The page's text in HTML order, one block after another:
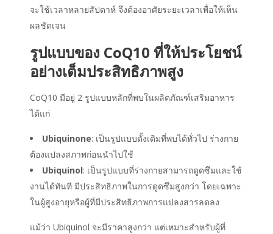
จะใช้เวลาหลายสัปดาห์ จึงต้องอาศัยระยะเวลาเพื่อให้เห็น
ผลชัดเจน
รูปแบบของ CoQ10 ที่ให้ประโยชน์
อย่างเต็มประสิทธิภาพสูง
CoQ10 มีอยู่ 2 รูปแบบหลักที่พบในผลิตภัณฑ์เสริมอาหาร
ได้แก่
Ubiquinone: เป็นรูปแบบดั้งเดิมที่พบได้ทั่วไป ร่างกาย
ต้องแปลงสภาพก่อนนำไปใช้
Ubiquinol: เป็นรูปแบบที่ร่างกายสามารถดูดซึมและใช้
งานได้ทันที มีประสิทธิภาพในการดูดซึมสูงกว่า โดยเฉพาะ
ในผู้สูงอายุหรือผู้ที่มีประสิทธิภาพการแปลงสารลดลง
แม้ว่า Ubiquinol จะมีราคาสูงกว่า แต่เหมาะสำหรับผู้ที่